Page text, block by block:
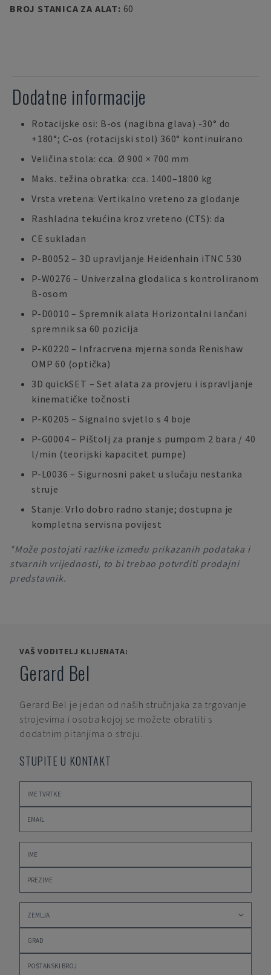
BROJ STANICA ZA ALAT: 60
Dodatne informacije
Rotacijske osi: B-os (nagibna glava) -30° do
+180°; C-os (rotacijski stol) 360° kontinuirano
Veličina stola: cca. Ø 900 × 700 mm
Maks. težina obratka: cca. 1400–1800 kg
Vrsta vretena: Vertikalno vreteno za glodanje
Rashladna tekućina kroz vreteno (CTS): da
CE sukladan
P-B0052 – 3D upravljanje Heidenhain iTNC 530
P-W0276 – Univerzalna glodalica s kontroliranom
B-osom
P-D0010 – Spremnik alata Horizontalni lančani
spremnik sa 60 pozicija
P-K0220 – Infracrvena mjerna sonda Renishaw
OMP 60 (optička)
3D quickSET – Set alata za provjeru i ispravljanje
kinematičke točnosti
P-K0205 – Signalno svjetlo s 4 boje
P-G0004 – Pištolj za pranje s pumpom 2 bara / 40
l/min (teorijski kapacitet pumpe)
P-L0036 – Sigurnosni paket u slučaju nestanka
struje
Stanje: Vrlo dobro radno stanje; dostupna je
kompletna servisna povijest
*Može postojati razlike između prikazanih podataka i
stvarnih vrijednosti, to bi trebao potvrditi prodajni
predstavnik.
VAŠ VODITELJ KLIJENATA:
Gerard Bel
Gerard Bel je jedan od naših stručnjaka za trgovanje
strojevima i osoba kojoj se možete obratiti s
dodatnim pitanjima o stroju.
STUPITE U KONTAKT